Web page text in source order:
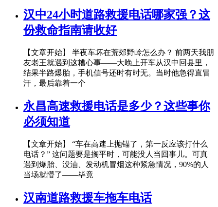
汉中24小时道路救援电话哪家强？这
份救命指南请收好
【文章开始】 半夜车坏在荒郊野岭怎么办？ 前两天我朋
友老王就遇到这糟心事——大晚上开车从汉中回县里，
结果半路爆胎，手机信号还时有时无。当时他急得直冒
汗，最后靠着一个
永昌高速救援电话是多少？这些事你
必须知道
【文章开始】 “车在高速上抛锚了，第一反应该打什么
电话？” 这问题要是搁平时，可能没人当回事儿。可真
遇到爆胎、没油、发动机冒烟这种紧急情况，90%的人
当场就懵了——毕竟
汉南道路救援车拖车电话